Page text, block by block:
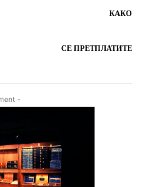
КАКО
СЕ ПРЕТПЛАТИТЕ
-